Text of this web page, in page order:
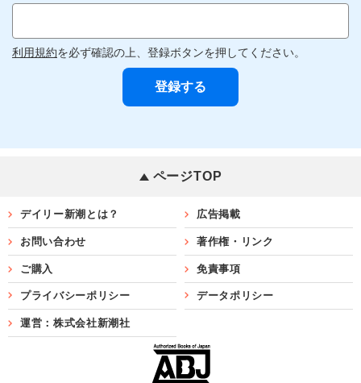
利用規約を必ず確認の上、登録ボタンを押してください。
ページTOP
デイリー新潮とは？ 広告掲載
お問い合わせ 著作権・リンク
ご購入 免責事項
プライバシーポリシー データポリシー
運営：株式会社新潮社